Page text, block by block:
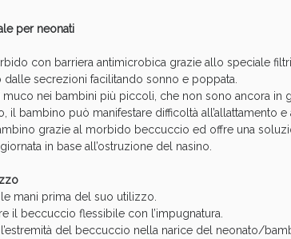
per neonati
con barriera antimicrobica grazie allo speciale
dalle secrezioni facilitando sonno e poppata.
muco nei bambini più piccoli, che non sono ancora in
il bambino può manifestare difficoltà
grazie al morbido beccuccio ed offre una
in base all’ostruzione del nasino.
mani prima del suo utilizzo.
il beccuccio flessibile con l’impugnatura.
del beccuccio nella narice del neonato/
Vie Urinarie e